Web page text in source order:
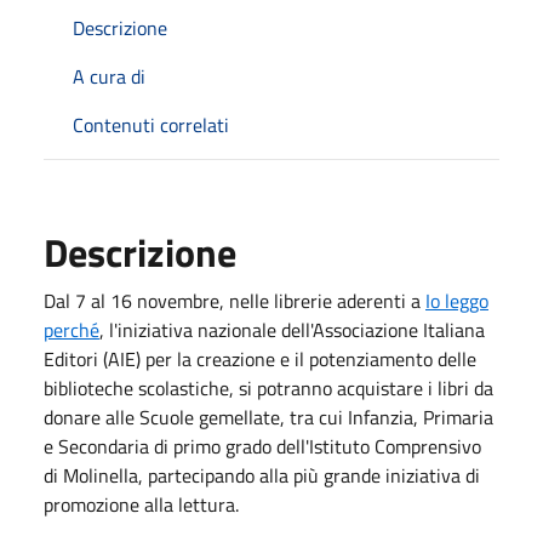
Descrizione
A cura di
Contenuti correlati
Descrizione
Dal 7 al 16 novembre, nelle librerie aderenti a Io leggo
perché, l'iniziativa nazionale dell'Associazione Italiana
Editori (AIE) per la creazione e il potenziamento delle
biblioteche scolastiche, si potranno acquistare i libri da
donare alle Scuole gemellate, tra cui Infanzia, Primaria
e Secondaria di primo grado dell'Istituto Comprensivo
di Molinella, partecipando alla più grande iniziativa di
promozione alla lettura.